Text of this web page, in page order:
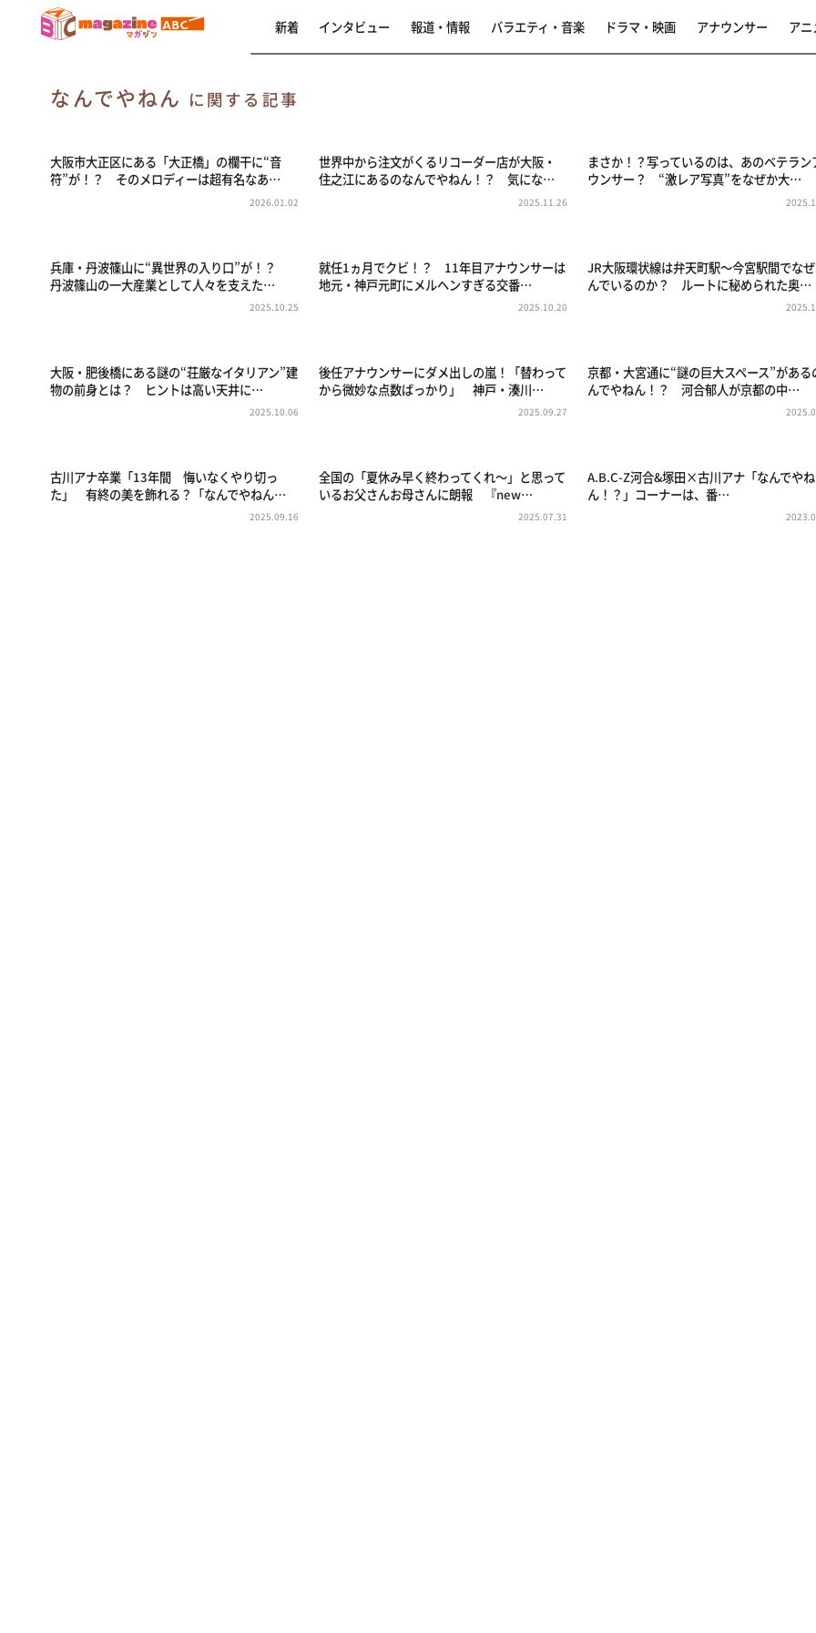
新着 インタビュー 報道・情報 バラエティ・音楽 ドラマ・映画 アナウンサー アニ
なんでやねん に関する記事
大阪市大正区にある「大正橋」の欄干に“音
符”が！？ そのメロディーは超有名なあ…
2026.01.02
世界中から注文がくるリコーダー店が大阪・
住之江にあるのなんでやねん！？ 気にな…
2025.11.26
まさか！？写っているのは、あのベテラン
ウンサー？ “激レア写真”をなぜか大…
兵庫・丹波篠山に“異世界の入り口”が！？
丹波篠山の一大産業として人々を支えた…
2025.10.25
就任1ヵ月でクビ！？ 11年目アナウンサーは
地元・神戸元町にメルヘンすぎる交番…
2025.10.20
JR大阪環状線は弁天町駅～今宮駅間でな
んでいるのか？ ルートに秘められた奥…
大阪・肥後橋にある謎の“荘厳なイタリアン”建
物の前身とは？ ヒントは高い天井に…
2025.10.06
後任アナウンサーにダメ出しの嵐！「替わって
から微妙な点数ばっかり」 神戸・湊川…
2025.09.27
京都・大宮通に“謎の巨大スペース”がある
んでやねん！？ 河合郁人が京都の中…
古川アナ卒業「13年間 悔いなくやり切っ
た」 有終の美を飾れる？「なんでやねん…
2025.09.16
全国の「夏休み早く終わってくれ～」と思って
いるお父さんお母さんに朗報 『new…
2025.07.31
A.B.C-Z河合&塚田×古川アナ「なんでやね
ん！？」コーナーは、番…